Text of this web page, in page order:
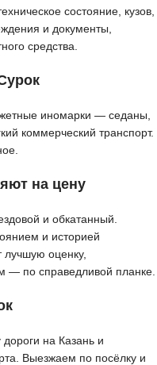
состояние, кузов,
и документы,
средства.
иномарки — седаны,
коммерческий транспорт.
на цену
и обкатанный.
и историей
оценку,
— по справедливой планке.
на Казань и
Выезжаем по посёлку и